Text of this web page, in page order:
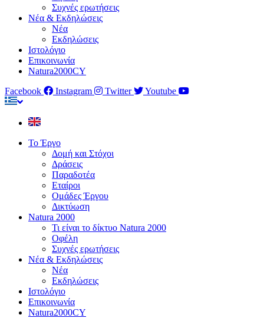
Συχνές ερωτήσεις
Νέα & Εκδηλώσεις
Νέα
Εκδηλώσεις
Ιστολόγιο
Επικοινωνία
Natura2000CY
Facebook
Instagram Twitter Youtube
Το Έργο
Δομή και Στόχοι
Δράσεις
Παραδοτέα
Εταίροι
Ομάδες Έργου
Δικτύωση
Natura 2000
Τι είναι το δίκτυο Natura 2000
Οφέλη
Συχνές ερωτήσεις
Νέα & Εκδηλώσεις
Νέα
Εκδηλώσεις
Ιστολόγιο
Επικοινωνία
Natura2000CY